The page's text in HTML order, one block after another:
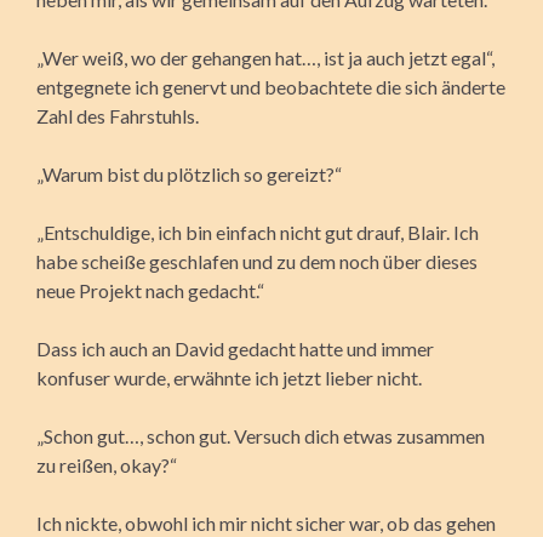
„Wer weiß, wo der gehangen hat…, ist ja auch jetzt egal“,
entgegnete ich genervt und beobachtete die sich änderte
Zahl des Fahrstuhls.
„Warum bist du plötzlich so gereizt?“
„Entschuldige, ich bin einfach nicht gut drauf, Blair. Ich
habe scheiße geschlafen und zu dem noch über dieses
neue Projekt nach gedacht.“
Dass ich auch an David gedacht hatte und immer
konfuser wurde, erwähnte ich jetzt lieber nicht.
„Schon gut…, schon gut. Versuch dich etwas zusammen
zu reißen, okay?“
Ich nickte, obwohl ich mir nicht sicher war, ob das gehen